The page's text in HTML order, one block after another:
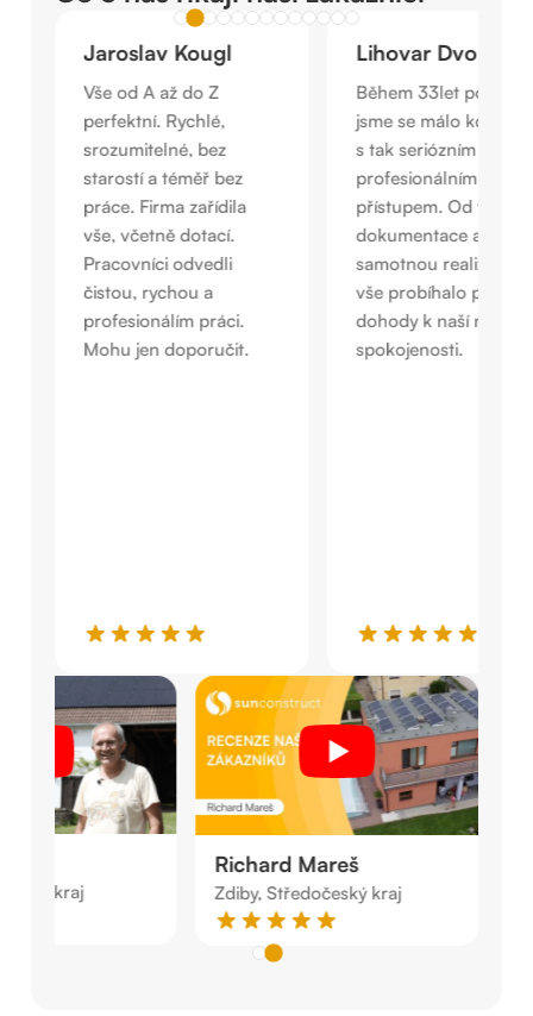
Jaroslav Kougl
Vše od A až do Z
perfektní. Rychlé,
srozumitelné, bez
starostí a téměř bez
práce. Firma zařídila
vše, včetně dotací.
Pracovníci odvedli
čistou, rychou a
profesionálím práci.
Mohu jen doporučit.
Lihovar Dvořiště
Během 33let
jsme se málo kdy
s tak seriózním a
profesionálním
přístupem. Od
dokumentace až po
samotnou realizaci
vše probíhalo podle
dohody k naší
spokojenosti.
kraj
Richard Mareš
Zdiby, Středočeský kraj